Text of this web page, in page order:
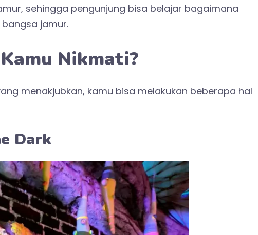
sehingga pengunjung bisa belajar bagaimana
jamur.
Nikmati?
menakjubkan, kamu bisa melakukan beberapa hal
Dark